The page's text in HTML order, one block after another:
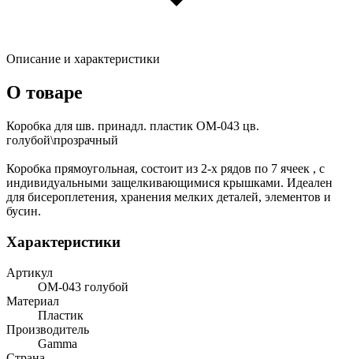
Описание и характеристики
О товаре
Коробка для шв. принадл. пластик OM-043 цв.
голубой\прозрачный
Коробка прямоугольная, состоит из 2-х рядов по 7 ячеек , с
индивидуальными защелкивающимися крышками. Идеален
для бисероплетения, хранения мелких деталей, элементов и
бусин.
Характеристики
Артикул
ОМ-043 голубой
Материал
Пластик
Производитель
Gamma